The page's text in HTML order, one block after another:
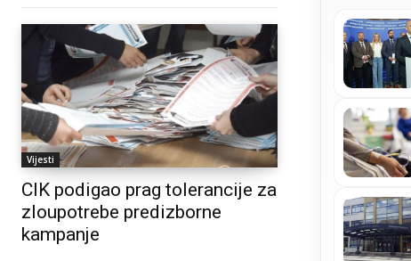
Vijesti
CIK podigao prag tolerancije za
zloupotrebe predizborne
kampanje